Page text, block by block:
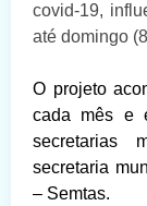
covid-19,
até domingo
O projeto
cada mês e
secretarias
secretaria
– Semtas.